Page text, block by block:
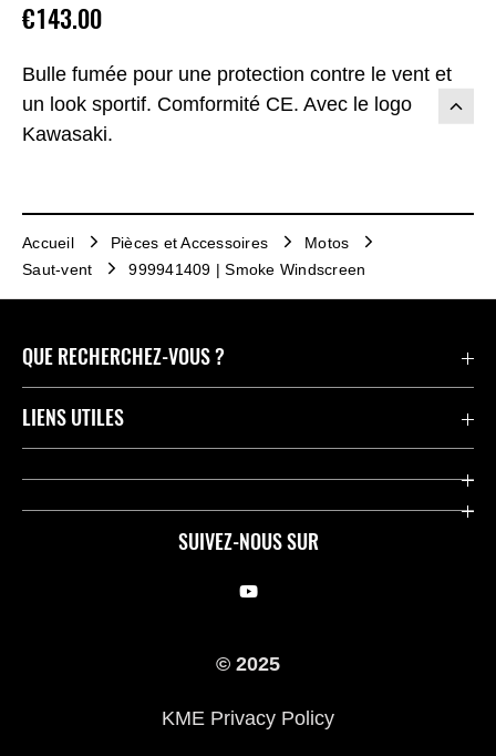
Bulle fumée pour une protection contre le vent et
un look sportif. Comformité CE. Avec le logo
Kawasaki.
€143.00
Accueil Pièces et Accessoires
Motos
Saut-vent
999941409 | Smoke Windscreen
SUIVEZ-NOUS SUR
QUE RECHERCHEZ-VOUS ?
Motos
Compétition
LIENS UTILES
Press
© 2025
KME Privacy Policy